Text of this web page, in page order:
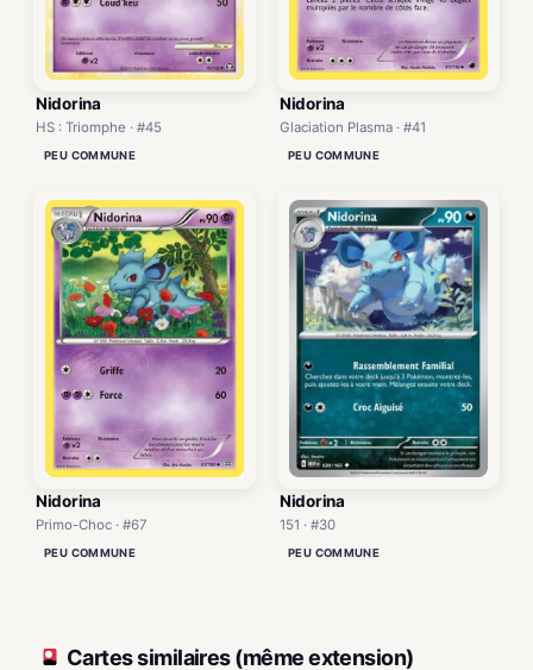
Nidorina
HS : Triomphe · #45
PEU COMMUNE
Nidorina
Glaciation Plasma · #41
PEU COMMUNE
Nidorina
Primo-Choc · #67
PEU COMMUNE
Nidorina
151 · #30
PEU COMMUNE
Cartes similaires (même extension)